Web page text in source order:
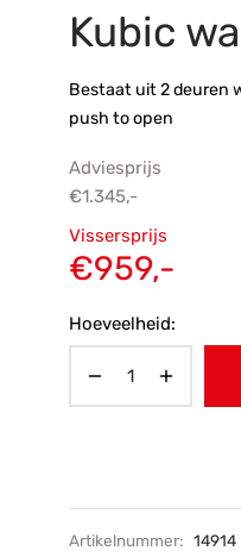
Kubic
Bestaat uit 2 deuren
push to open
Adviesprijs
€1.345,-
prijs was:
Vissersprijs
€959,-
Hoeveelheid:
Artikelnummer: 14914